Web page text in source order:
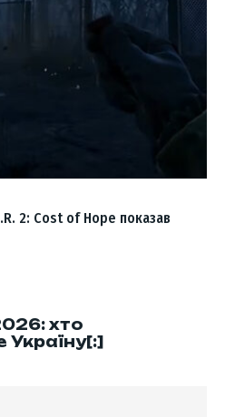
хто
2: Cost of Hope показав